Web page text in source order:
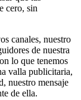
cero, sin
canales, nuestro
de nuestra
lo que tenemos
valla publicitaria,
nuestro mensaje
de ella.